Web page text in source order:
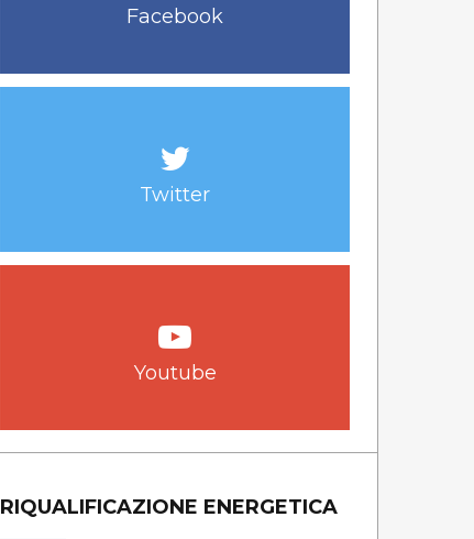
Facebook
Twitter
Youtube
RIQUALIFICAZIONE ENERGETICA